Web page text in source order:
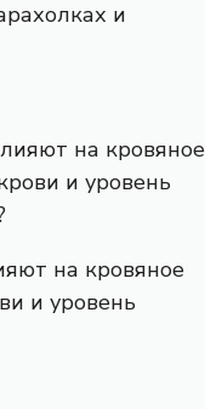
и
на кровяное
и уровень